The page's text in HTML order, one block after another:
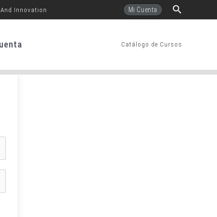
Innovation Mi Cuenta Buscar
Catálogo de Cursos